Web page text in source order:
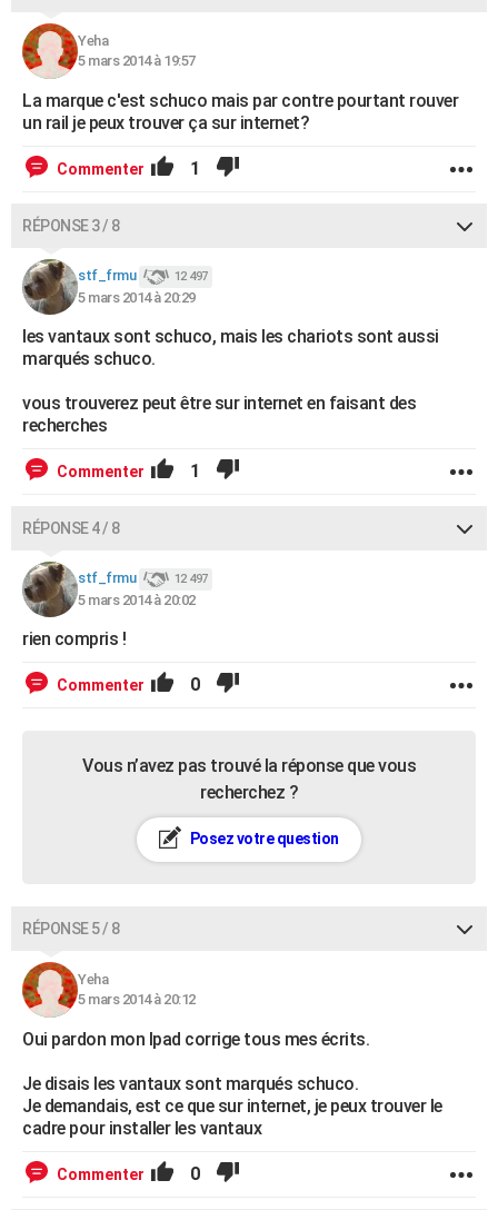
Yeha
5 mars 2014 à 19:57
La marque c'est schuco mais par contre pourtant rouver
un rail je peux trouver ça sur internet?
Commenter 1
RÉPONSE 3 / 8
stf_frmu 12 497
5 mars 2014 à 20:29
les vantaux sont schuco, mais les chariots sont aussi
marqués schuco.
vous trouverez peut être sur internet en faisant des
recherches
Commenter 1
RÉPONSE 4 / 8
stf_frmu 12 497
5 mars 2014 à 20:02
rien compris !
Commenter 0
Vous n’avez pas trouvé la réponse que vous
recherchez ?
Posez votre question
RÉPONSE 5 / 8
Yeha
5 mars 2014 à 20:12
Oui pardon mon Ipad corrige tous mes écrits.
Je disais les vantaux sont marqués schuco.
Je demandais, est ce que sur internet, je peux trouver le
cadre pour installer les vantaux
Commenter 0